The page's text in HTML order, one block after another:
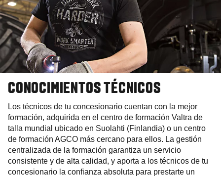
CONOCIMIENTOS TÉCNICOS
Los técnicos de tu concesionario cuentan con la mejor
formación, adquirida en el centro de formación Valtra de
talla mundial ubicado en Suolahti (Finlandia) o un centro
de formación AGCO más cercano para ellos. La gestión
centralizada de la formación garantiza un servicio
consistente y de alta calidad, y aporta a los técnicos de tu
concesionario la confianza absoluta para prestarte un